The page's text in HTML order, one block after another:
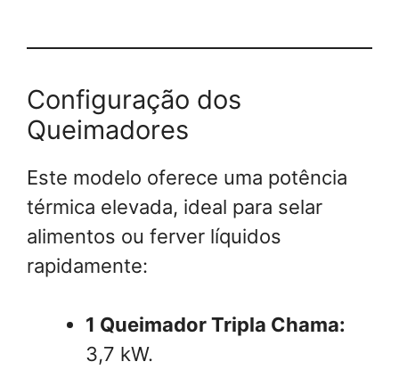
Configuração dos
Queimadores
Este modelo oferece uma potência
térmica elevada, ideal para selar
alimentos ou ferver líquidos
rapidamente:
1 Queimador Tripla Chama:
3,7 kW.